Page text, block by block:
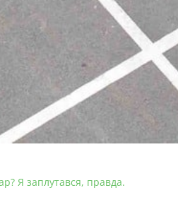
Я заплутався, правда.